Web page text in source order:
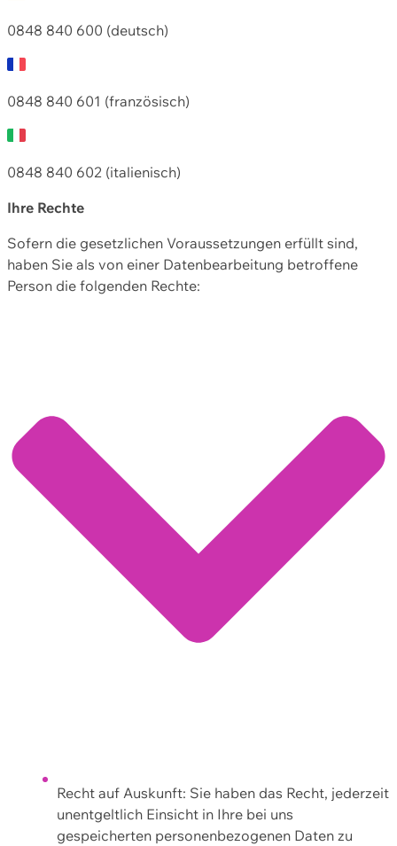
0848 840 600 (deutsch)
0848 840 601 (französisch)
0848 840 602 (italienisch)
Ihre Rechte
Sofern die gesetzlichen Voraussetzungen erfüllt sind,
haben Sie als von einer Datenbearbeitung betroffene
Person die folgenden Rechte:
Recht auf Auskunft: Sie haben das Recht, jederzeit
unentgeltlich Einsicht in Ihre bei uns
gespeicherten personenbezogenen Daten zu